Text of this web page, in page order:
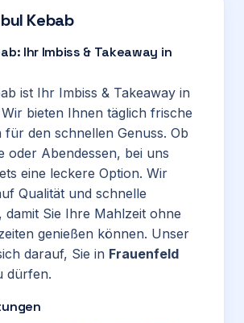
Kebab
Ihr Imbiss & Takeaway in
ist Ihr Imbiss & Takeaway in
Wir bieten Ihnen täglich frische
für den schnellen Genuss. Ob
oder Abendessen, bei uns
eine leckere Option. Wir
Qualität und schnelle
damit Sie Ihre Mahlzeit ohne
genießen können. Unser
darauf, Sie in Frauenfeld
dürfen.